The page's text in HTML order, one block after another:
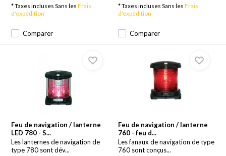
Comparer
* Taxes incluses Sans lesFrais
d'expédition
Comparer
* Taxes incluses Sans les Frais
d'expédition
Feu de navigation / lanterne
LED 780 - S...
Les lanternes de navigation de
type 780 sont dév...
Feu de navigation / lanterne
760 - feu d...
Les fanaux de navigation de type
760 sont conçus...